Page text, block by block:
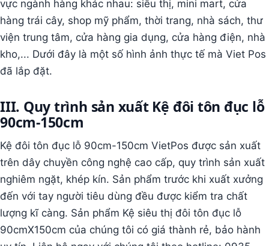
vực ngành hàng khác nhau: siêu thị, mini mart, cửa
hàng trái cây, shop mỹ phẩm, thời trang, nhà sách, thư
viện trung tâm, cửa hàng gia dụng, cửa hàng điện, nhà
kho,... Dưới đây là một số hình ảnh thực tế mà Viet Pos
đã lắp đặt.
III. Quy trình sản xuất Kệ đôi tôn đục lỗ
90cm-150cm
Kệ đôi tôn đục lỗ 90cm-150cm VietPos được sản xuất
trên dây chuyền công nghệ cao cấp, quy trình sản xuất
nghiêm ngặt, khép kín. Sản phẩm trước khi xuất xưởng
đến với tay người tiêu dùng đều được kiểm tra chất
lượng kĩ càng. Sản phẩm Kệ siêu thị đôi tôn đục lỗ
90cmX150cm của chúng tôi có giá thành rẻ, bảo hành